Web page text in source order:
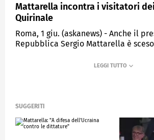
Mattarella incontra i visitatori
Quirinale
Roma, 1 giu. (askanews) - Anche il
Repubblica Sergio Mattarella è
l'apertura in occasione della festa
anniversario, il 2 giugno, i Giardini
tramite invito (a cura delle
Associazioni a carattere nazionale
SUGGERITI